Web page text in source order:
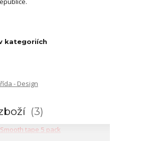
kategoriích
- Design
3